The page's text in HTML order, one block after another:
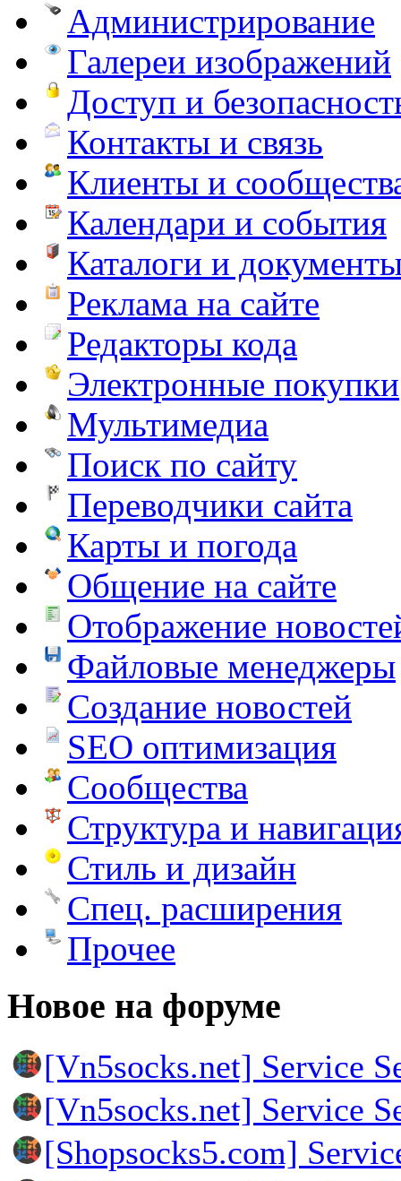
Администрирование
Галереи изображений
Доступ и
Контакты и связь
Клиенты и
Календари и события
Каталоги и
Реклама на сайте
Редакторы кода
Электронные покупки
Мультимедиа
Поиск по сайту
Переводчики сайта
Карты и погода
Общение на сайте
Отображение
Файловые менеджеры
Создание новостей
SEO оптимизация
Сообщества
Структура и
Стиль и дизайн
Спец. расширения
Прочее
Новое на форуме
[Vn5socks.net] Service
[Vn5socks.net] Service
[Shopsocks5.com]